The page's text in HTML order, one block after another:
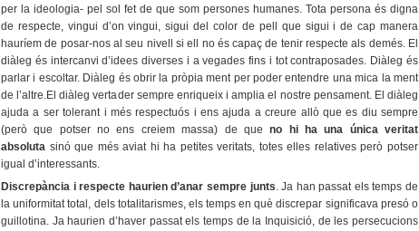
per la ideologia- pel sol fet de que som persones humanes. Tota persona és digna
de respecte, vingui d’on vingui, sigui del color de pell que sigui i de cap manera
hauríem de posar-nos al seu nivell si ell no és capaç de tenir respecte als demés. El
diàleg és intercanvi d’idees diverses i a vegades fins i tot contraposades. Diàleg és
parlar i escoltar. Diàleg és obrir la pròpia ment per poder entendre una mica la ment
de l’altre.El diàleg vertader sempre enriqueix i amplia el nostre pensament. El diàleg
ajuda a ser tolerant i més respectuós i ens ajuda a creure allò que es diu sempre
(però que potser no ens creiem massa) de que no hi ha una única veritat
absoluta sinó que més aviat hi ha petites veritats, totes elles relatives però potser
igual d’interessants.
Discrepància i respecte haurien d’anar sempre junts. Ja han passat els temps de
la uniformitat total, dels totalitarismes, els temps en què discrepar significava presó o
guillotina. Ja haurien d’haver passat els temps de la Inquisició, de les persecucions